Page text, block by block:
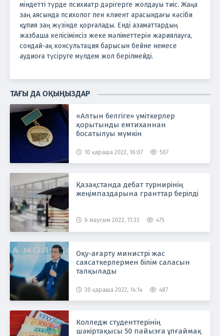
міндетті түрде психиатр дәрігерге жолдауы тиіс. Жаңа
заң аясында психолог пен клиент арасындағы кәсіби
құпия заң жүзінде қорғалады. Енді азаматтардың
жазбаша келісімінсіз жеке мәліметтерін жариялауға,
сондай-ақ консультация барысын бейне немесе
аудиоға түсіруге мүлдем жол берілмейді.
ТАҒЫ ДА ОҚЫҢЫЗДАР
«Алтын белгіге» үміткерлер
қорытынды емтиханнан
босатылуы мүмкін
10 қараша 2022, 16:07 507
Қазақстанда дебат турнирінің
жеңімпаздарына гранттар берілді
6 маусым 2022, 11:33 475
Оқу-ағарту министрі жас
саясаткерлермен білім саласын
талқылады
30 қараша 2022, 14:14 487
Колледж студенттерінің
шәкіртақысы 50 пайызға ұлғаймақ